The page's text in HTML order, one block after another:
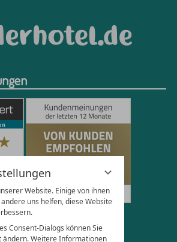
Website. Einige von ihnen
uns helfen, diese Website
Consent-Dialogs können Sie
ändern. Weitere Informationen